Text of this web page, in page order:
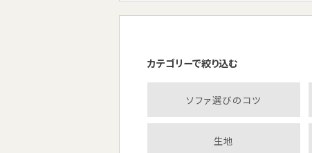
カテゴリーで絞り込む
ソファ選びのコツ
生地